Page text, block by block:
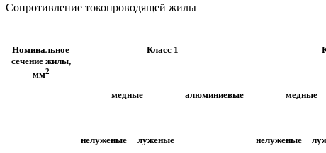
Сопротивление токопроводящей жилы
Номинальное
сечение жилы,
мм2
Класс 1
медные алюминиевые медные
нелуженые луженые нелуженые